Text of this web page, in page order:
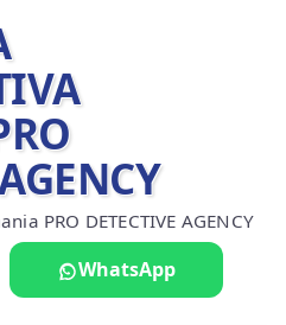
PRO DETECTIVE AGENCY
WhatsApp